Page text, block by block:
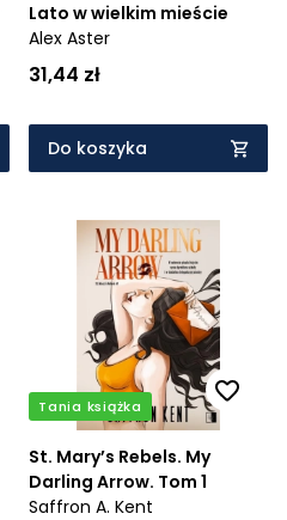
Lato w wielkim mieście
Alex Aster
31,44 zł
Do koszyka
Tania książka
St. Mary’s Rebels. My
Darling Arrow. Tom 1
Saffron A. Kent